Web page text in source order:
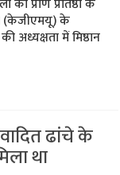
प्राण प्रतिष्ठा के
(केजीएमयू) के
अध्यक्षता में मिष्ठान
ढांचे के
था